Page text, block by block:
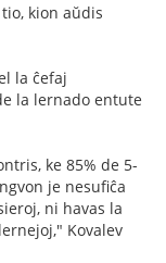
kion aŭdis
la ĉefaj
la lernado entute
ke 85% de 5-
je nesufiĉa
ni havas la
Kovalev